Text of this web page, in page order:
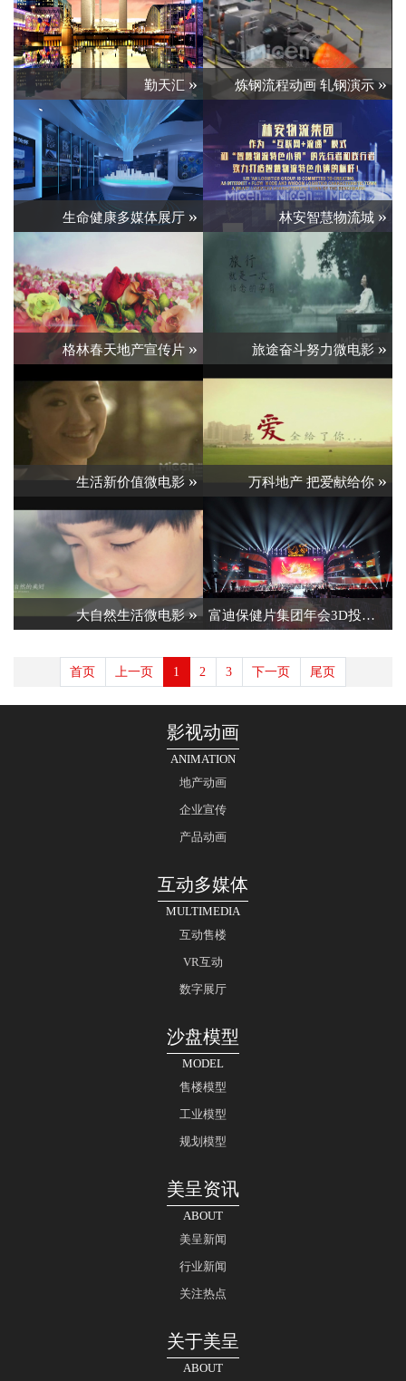
勤天汇 » 炼钢流程动画 轧钢演示 »
生命健康多媒体展厅 » 林安智慧物流城 »
格林春天地产宣传片 » 旅途奋斗努力微电影 »
生活新价值微电影 » 万科地产 把爱献给你 »
大自然生活微电影 » 富迪保健片集团年会3D投影
首页 上一页 1 2 3 下一页 尾页
影视动画
ANIMATION
地产动画
企业宣传
产品动画
互动多媒体
MULTIMEDIA
互动售楼
VR互动
数字展厅
沙盘模型
MODEL
售楼模型
工业模型
规划模型
美呈资讯
ABOUT
美呈新闻
行业新闻
关注热点
关于美呈
ABOUT